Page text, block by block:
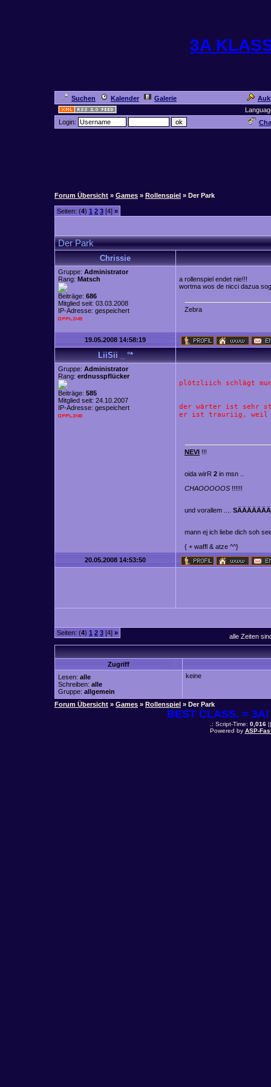
3A
Suchen Kalender Galerie
Login:
Forum Übersicht » Games » Rollenspiel » Der Park
Seiten: (4) 1 2 3 [4] »
Der Park
Chrissie
Gruppe: Administrator
Rang: Matsch
Beiträge: 686
Mitglied seit: 03.03.2008
IP-Adresse: gespeichert
a rollenspiel endet nie!!!
wortma wos de nicci dazua
Zebra
19.05.2008 14:58:19
LiiSii _ °*
Gruppe: Administrator
Rang: erdnusspflücker
Beiträge: 585
Mitglied seit: 24.10.2007
IP-Adresse: gespeichert
plötzliich schlägt
der wärter ist sehr
er ist trauriig, weil
NEVI !!!
oida wirR 2 in msn ..
CHAOOOOOS !!!!!!
und vorallem ....
mann ej ich liebe dich soh
{ + waffl & atze ^^}
20.05.2008 14:53:50
Seiten: (4) 1 2 3 [4] » alle Zeiten
Zugriff
Lesen: alle
Schreiben: alle
Gruppe: allgemein
keine
Forum Übersicht » Games » Rollenspiel » Der Park
BEST CLASS. =
.: Script-Time: 0,016||
Powered by ASP-